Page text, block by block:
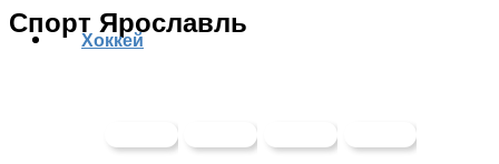
Спорт Ярославль
Хоккей